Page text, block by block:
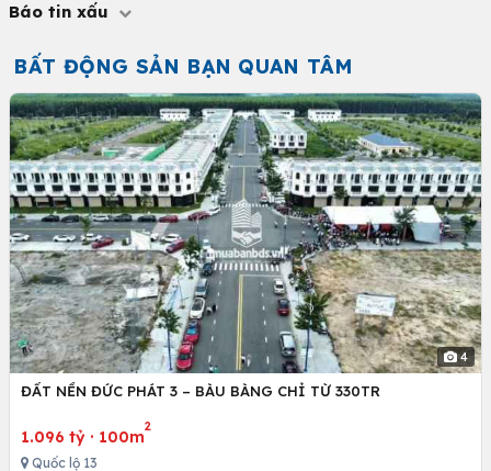
Báo tin xấu
BẤT ĐỘNG SẢN BẠN QUAN TÂM
4
ĐẤT NỀN ĐỨC PHÁT 3 – BÀU BÀNG CHỈ TỪ 330TR
1.096 tỷ · 100m
2
Quốc lộ 13